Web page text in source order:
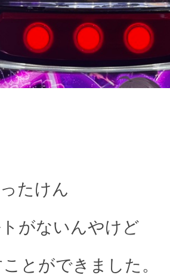
たけん
がないんやけど
とができました。